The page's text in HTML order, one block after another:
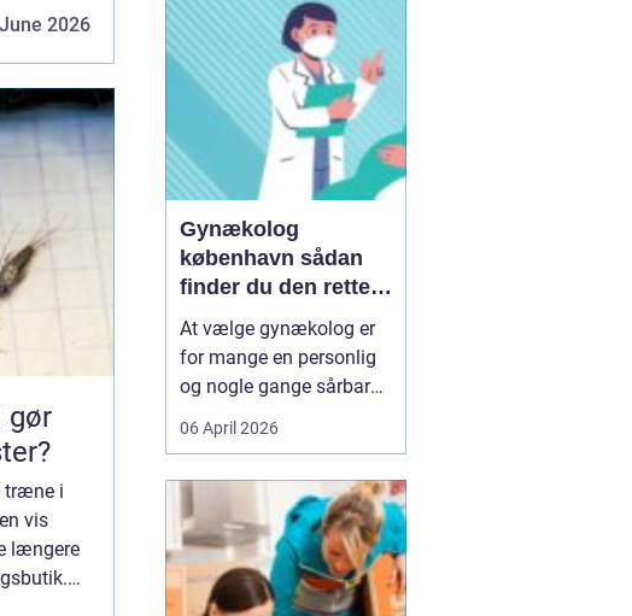
2026
træne i
vis
længere
reduktion stiger, og
gamle elradiatorer, olie-
og pillefyr bliver både ...
Gynækolog
københavn sådan
finder du den rette
specialist
At vælge gynækolog er
for mange en personlig
og nogle gange sårbar
beslutning. Man skal
både føle sig tryg, hørt
storby som København
kan det være svært at
danne sig overblik over
de mange muligheder,
06 April 2026